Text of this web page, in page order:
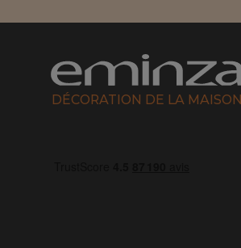
DÉCORATION DE LA MAISON